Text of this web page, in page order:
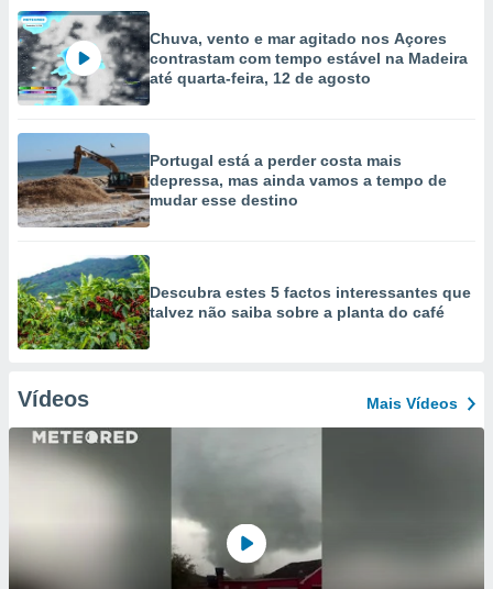
Chuva, vento e mar agitado nos Açores
contrastam com tempo estável na Madeira
até quarta-feira, 12 de agosto
Portugal está a perder costa mais
depressa, mas ainda vamos a tempo de
mudar esse destino
Descubra estes 5 factos interessantes que
talvez não saiba sobre a planta do café
Vídeos Mais Vídeos